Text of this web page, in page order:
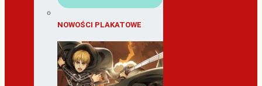
NOWOŚCI PLAKATOWE